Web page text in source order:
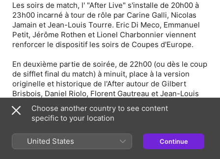
Les soirs de match, l' "After Live" s'installe de 20h00 à
23h00 incarné à tour de rôle par Carine Galli, Nicolas
Jamain et Jean-Louis Tourre. Eric Di Meco, Emmanuel
Petit, Jérôme Rothen et Lionel Charbonnier viennent
renforcer le dispositif les soirs de Coupes d'Europe.
En deuxième partie de soirée, de 22h00 (ou dès le coup
de sifflet final du match) à minuit, place à la version
originelle et historique de l'After autour de Gilbert
Brisbois, Daniel Riolo, Florent Gautreau et Jean-Louis
Tourre du dimanche au jeudi. Carine Galli fait son retour
dans l'After et prend les commandes de l'émission les
vendredis et samedis.
Choose another country to see content
specific to your location
United States Continue